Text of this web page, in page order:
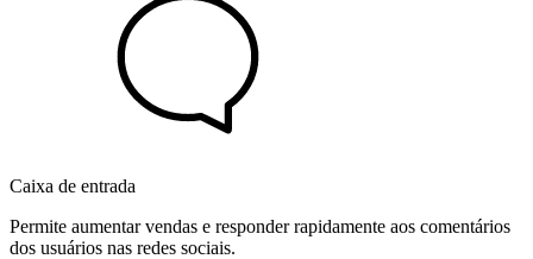
Caixa de entrada
Permite aumentar vendas e responder rapidamente aos comentários
dos usuários nas redes sociais.